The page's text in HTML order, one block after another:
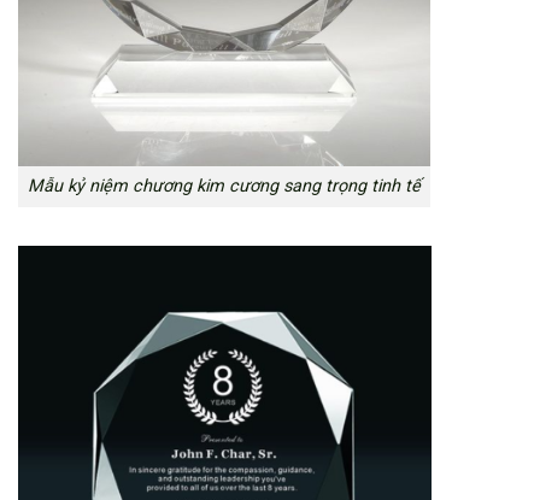
Mẫu kỷ niệm chương kim cương sang trọng tinh tế